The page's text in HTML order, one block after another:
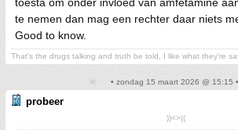
te nemen dan mag een rechter daar niets
Good to know.
That's the drugs talking and truth be told, I like what they're
• zondag 15 maart 2026 @ 15:15
probeer
))<>((